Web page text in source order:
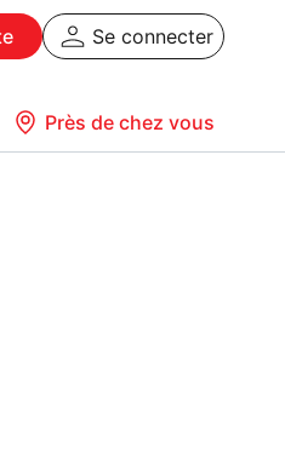
Se connecter
Près de chez vous